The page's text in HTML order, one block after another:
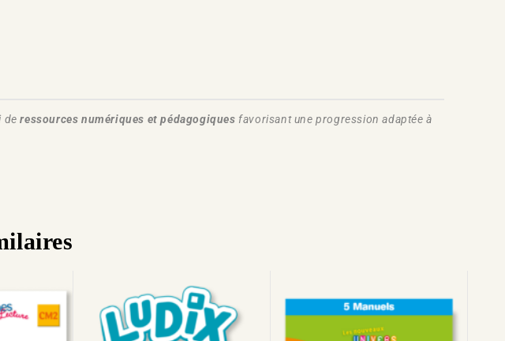
deressources numériques et pédagogiques favorisant une progression adaptée à